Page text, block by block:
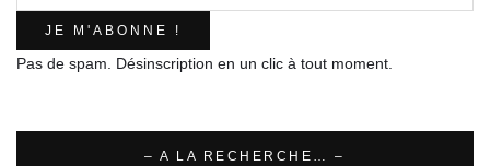
Pas de spam. Désinscription en un clic à tout moment.
– A LA RECHERCHE… –